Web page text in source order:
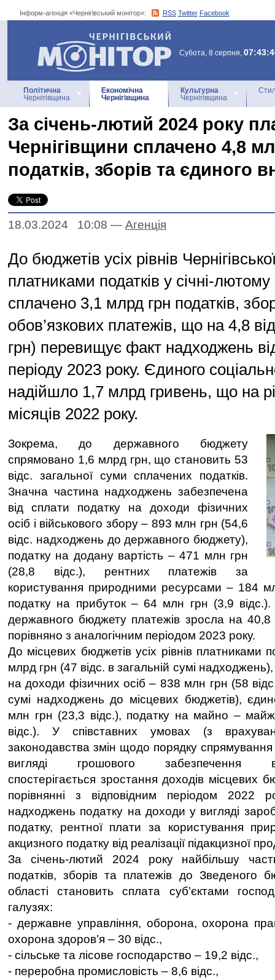
Інформ-агенція «Чернігівський монітор»: RSS Twitter Facebook
Інформ-агенція
«Чернігівський монітор»
Субота, 8 серпня,
Політична
Чернігівщина
Економічна
Чернігівщина
Культурна
Чернігівщина
За січень-лютий 2024 року
Чернігівщини сплачено 4,8
податків, зборів та єдиного
18.03.2024 10:08 — Агенцiя
До бюджетів усіх рівнів
платниками податків у січні-
сплачено 3,1 млрд грн податків,
обов’язкових платежів, що на 4,8
грн) перевищує факт надходжень
періоду 2023 року. Єдиного
надійшло 1,7 млрд гривень, що на
місяців 2022 року.
Зокрема, до державного бюджету
спрямовано 1,6 млрд грн, що становить 53
відс. загальної суми сплачених податків.
Значна частина надходжень забезпечена
від сплати податку на доходи фізичних
осіб і військового збору – 893 млн грн (54,6
відс. надходжень до державного бюджету),
податку на додану вартість – 471 млн грн
(28,8 відс.), рентних платежів за
користування природними ресурсами – 184
податку на прибуток – 64 млн грн (3,9
державного бюджету платежів зросла на 40,8
порівняно з аналогічним періодом 2023 року.
До місцевих бюджетів усіх рівнів платниками
млрд грн (47 відс. в загальній сумі
на доходи фізичних осіб – 838 млн грн (58
сумі надходжень до місцевих бюджетів),
млн грн (23,3 відс.), податку на майно –
відс.). У співставних умовах (з
законодавства змін щодо порядку
вигляді грошового забезпечення
спостерігається зростання доходів місцевих
порівнянні з відповідним періодом 2022
надходжень податку на доходи у вигляді
податку, рентної плати за користування
акцизного податку від реалізації підакцизної
За січень-лютий 2024 року найбільшу
податків, зборів та платежів до Зведеного
області становить сплата суб’єктами
галузях:
- державне управління, оборона, охорона
охорона здоров’я – 30 відс.,
- сільське та лісове господарство – 19,2 відс.,
- переробна промисловість – 8,6 відс.,